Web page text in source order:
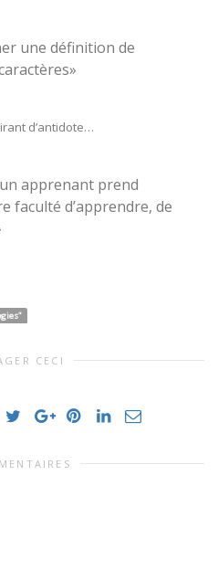
une définition de
d’antidote…
apprenant prend
faculté d’apprendre, de
CECI